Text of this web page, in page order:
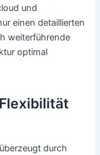
und
einen detaillierten
weiterführende
optimal
durch